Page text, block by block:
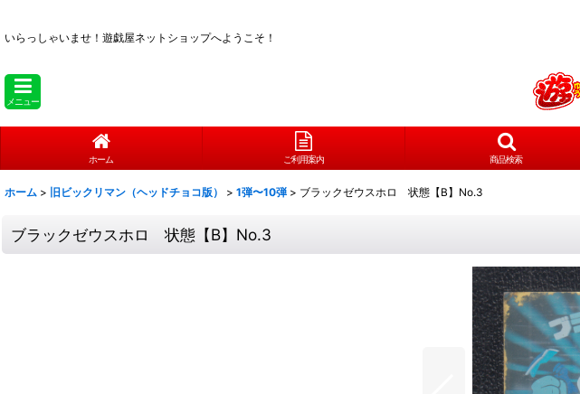
いらっしゃいませ！ 遊戯屋ネットショップへようこそ！
メニュー
ホーム ご利用案内 商品検索
ホーム > 旧ビックリマン（ヘッドチョコ版） > 1弾〜10弾 > ブラックゼウスホロ 状態【B】No.3
ブラックゼウスホロ 状態【B】No.3